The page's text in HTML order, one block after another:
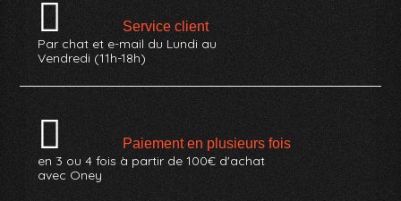
Service client
Par chat et e-mail du Lundi au
Vendredi (11h-18h)
Paiement en plusieurs fois
en 3 ou 4 fois à partir de 100€ d'achat
avec Oney